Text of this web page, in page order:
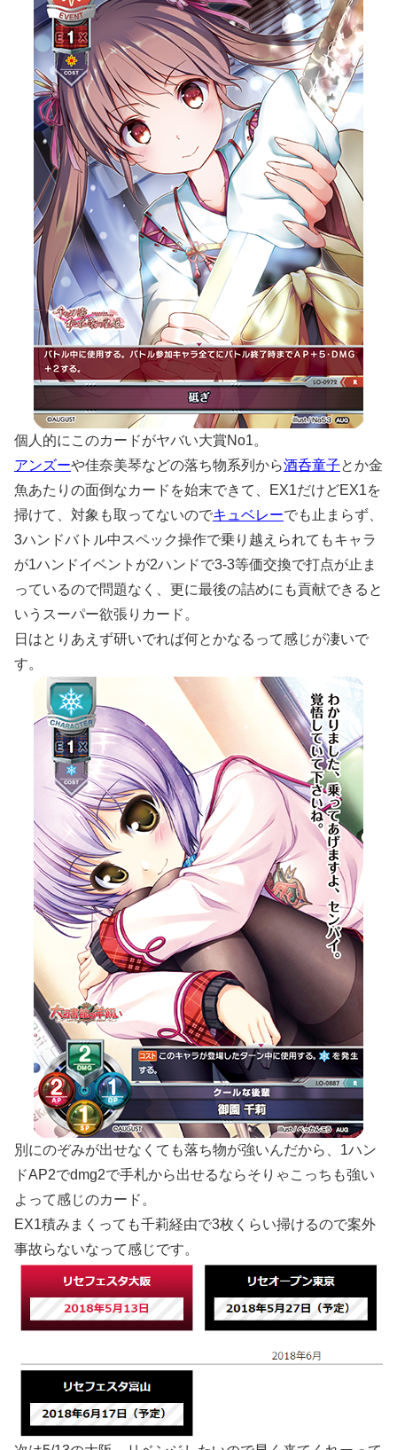
個人的にこのカードがヤバい大賞No1。
アンズーや佳奈美琴などの落ち物系列から酒呑童子とか金
魚あたりの面倒なカードを始末できて、EX1だけどEX1を
掃けて、対象も取ってないのでキュベレーでも止まらず、
3ハンドバトル中スペック操作で乗り越えられてもキャラ
が1ハンドイベントが2ハンドで3-3等価交換で打点が止ま
っているので問題なく、更に最後の詰めにも貢献できると
いうスーパー欲張りカード。
日はとりあえず研いでれば何とかなるって感じが凄いで
す。
別にのぞみが出せなくても落ち物が強いんだから、1ハン
ドAP2でdmg2で手札から出せるならそりゃこっちも強い
よって感じのカード。
EX1積みまくっても千莉経由で3枚くらい掃けるので案外
事故らないなって感じです。